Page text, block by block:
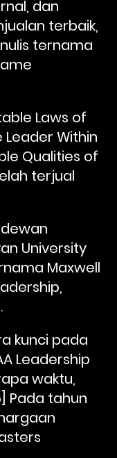
dan
terbaik,
ternama
Laws of
Within
Qualities of
terjual
University
Maxwell
kunci pada
Leadership
waktu,
Pada tahun